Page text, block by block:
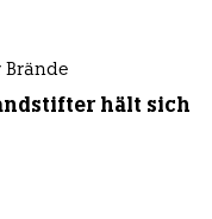
Brände
hält sich